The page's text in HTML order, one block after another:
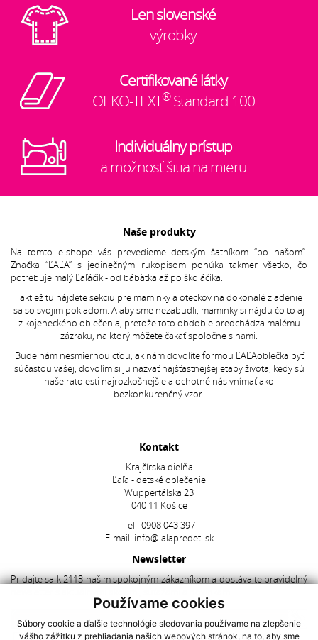
Používame cookies
Súbory cookie a ďalšie technológie sledovania používame na zlepšenie
vášho zážitku z prehliadania našich webových stránok, na to, aby sme
Len slovenské
výrobky
Certifikované látky
OEKO-TEXT®Standard 100
Individuálny prístup
a možnosť šitia na mieru
Naše produkty
Na tomto e-shope vás prevedieme detským šatníkom “po našom”.
Značka “ĽAĽA” s jedinečným rukopisom ponúka takmer všetko, čo
potrebuje malý Ľaľáčik - od bábätka až po školáčika.
Taktiež tu nájdete sekciu pre maminky a oteckov na dokonalé zladenie
sa so svojim pokladom. A aby sme nezabudli, maminky si nájdu čo to aj
z kojeneckého oblečenia, pretože toto obdobie predchádza malému
zázraku, na ktorý môžete čakať spoločne s nami.
Bude nám nesmiernou cťou, ak nám dovolíte formou ĽAĽAoblečka byť
súčasťou vašej, dovolím si ju nazvať najšťastnejšej etapy života, kedy sú
naše ratolesti najrozkošnejšie a ochotné nás vnímať ako
bezkonkurenčný vzor.
Kontakt
Krajčírska dielňa
Ľaľa - detské oblečenie
Wuppertálska 23
040 11 Košice
Tel.: 0908 043 397
E-mail: info@lalapredeti.sk
Newsletter
Pridajte sa k 2113 našim spokojným zákazníkom a dostávajte pravidelný